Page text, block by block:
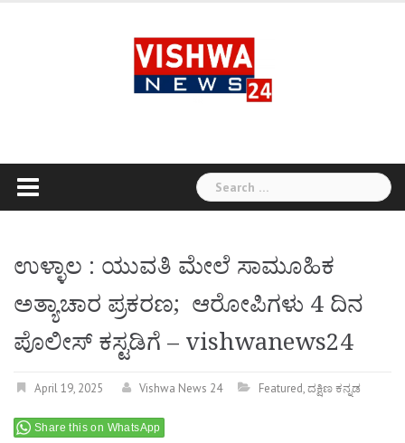
Search
for:
ಉಳ್ಳಾಲ : ಯುವತಿ ಮೇಲೆ ಸಾಮೂಹಿಕ
ಅತ್ಯಾಚಾರ ಪ್ರಕರಣ; ಆರೋಪಿಗಳು 4 ದಿನ
ಪೊಲೀಸ್‌ ಕಸ್ಟಡಿಗೆ – vishwanews24
April 19, 2025 Vishwa News 24 Featured,ದಕ್ಷಿಣ ಕನ್ನಡ
Share this on WhatsApp